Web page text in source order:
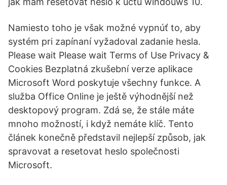
Namiesto toho je však možné vypnúť to, aby
systém pri zapínaní vyžadoval zadanie hesla.
Please wait Please wait Terms of Use Privacy &
Cookies Bezplatná zkušební verze aplikace
Microsoft Word poskytuje všechny funkce. A
služba Office Online je ještě výhodnější než
desktopový program. Zdá se, že stále máte
mnoho možností, i když nemáte klíč. Tento
článek konečně představil nejlepší způsob, jak
spravovat a resetovat heslo společnosti
Microsoft.